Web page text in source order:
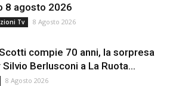
8 agosto 2026
Tv 8 Agosto 2026
compie 70 anni, la sorpresa
Silvio Berlusconi a La Ruota...
8 Agosto 2026